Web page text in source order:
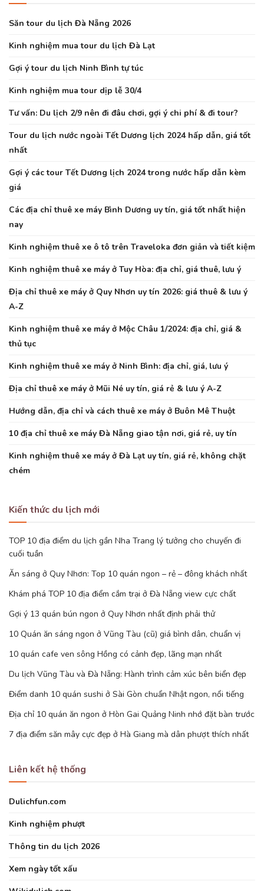
Săn tour du lịch Đà Nẵng 2026
Kinh nghiệm mua tour du lịch Đà Lạt
Gợi ý tour du lịch Ninh Bình tự túc
Kinh nghiệm mua tour dịp lễ 30/4
Tư vấn: Du lịch 2/9 nên đi đâu chơi, gợi ý chi phí & đi tour?
Tour du lịch nước ngoài Tết Dương lịch 2024 hấp dẫn, giá tốt
nhất
Gợi ý các tour Tết Dương lịch 2024 trong nước hấp dẫn kèm
giá
Các địa chỉ thuê xe máy Bình Dương uy tín, giá tốt nhất hiện
nay
Kinh nghiệm thuê xe ô tô trên Traveloka đơn giản và tiết kiệm
Kinh nghiệm thuê xe máy ở Tuy Hòa: địa chỉ, giá thuê, lưu ý
Địa chỉ thuê xe máy ở Quy Nhơn uy tín 2026: giá thuê & lưu ý
A-Z
Kinh nghiệm thuê xe máy ở Mộc Châu 1/2024: địa chỉ, giá &
thủ tục
Kinh nghiệm thuê xe máy ở Ninh Bình: địa chỉ, giá, lưu ý
Địa chỉ thuê xe máy ở Mũi Né uy tín, giá rẻ & lưu ý A-Z
Hướng dẫn, địa chỉ và cách thuê xe máy ở Buôn Mê Thuột
10 địa chỉ thuê xe máy Đà Nẵng giao tận nơi, giá rẻ, uy tín
Kinh nghiệm thuê xe máy ở Đà Lạt uy tín, giá rẻ, không chặt
chém
Kiến thức du lịch mới
TOP 10 địa điểm du lịch gần Nha Trang lý tưởng cho chuyến đi
cuối tuần
Ăn sáng ở Quy Nhơn: Top 10 quán ngon – rẻ – đông khách nhất
Khám phá TOP 10 địa điểm cắm trại ở Đà Nẵng view cực chất
Gợi ý 13 quán bún ngon ở Quy Nhơn nhất định phải thử
10 Quán ăn sáng ngon ở Vũng Tàu (cũ) giá bình dân, chuẩn vị
10 quán cafe ven sông Hồng có cảnh đẹp, lãng mạn nhất
Du lịch Vũng Tàu và Đà Nẵng: Hành trình cảm xúc bên biển đẹp
Điểm danh 10 quán sushi ở Sài Gòn chuẩn Nhật ngon, nổi tiếng
Địa chỉ 10 quán ăn ngon ở Hòn Gai Quảng Ninh nhớ đặt bàn trước
7 địa điểm săn mây cực đẹp ở Hà Giang mà dân phượt thích nhất
Liên kết hệ thống
Dulichfun.com
Kinh nghiệm phượt
Thông tin du lịch 2026
Xem ngày tốt xấu